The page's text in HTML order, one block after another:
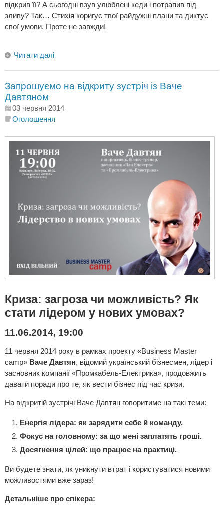
відкрив її? А сьогодні взув улюблені кеди і потрапив під
зливу? Так… Стихія коригує твої райдужні плани та диктує
свої умови. Проте не завжди!
Читати далі
Запрошуємо на відкриту зустріч із Ваче
Давтяном
03 червня 2014
Оголошення
Криза: загроза чи можливість? Як
стати лідером у нових умовах?
11.06.2014, 19:00
11 червня 2014 року в рамках проекту «Business Master
camp» Ваче Давтян, відомий український бізнесмен, лідер і
засновник компанії «Промкабель-Електрика», продовжить
давати поради про те, як вести бізнес під час кризи.
На відкритій зустрічі Ваче Давтян говоритиме на такі теми:
Енергія лідера: як зарядити себе й команду.
Фокус на головному: за що мені заплатять гроші.
Досягнення цілей: що працює на практиці.
Ви будете знати, як уникнути втрат і користуватися новими
можливостями вже зараз!
Детальніше про спікера: